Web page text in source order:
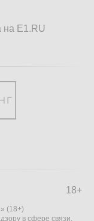
на E1.RU
18+
(18+)
в сфере связи,